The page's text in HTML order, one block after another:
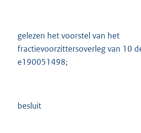
b
gelezen het voorstel van het
fractievoorzittersoverleg van 10
e190051498;
besluit